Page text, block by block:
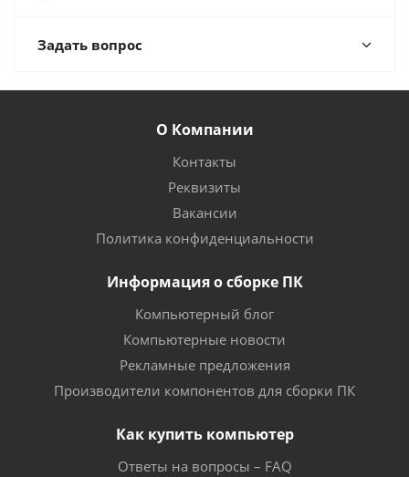
Задать вопрос
О Компании
Контакты
Реквизиты
Вакансии
Политика конфиденциальности
Информация о сборке ПК
Компьютерный блог
Компьютерные новости
Рекламные предложения
Производители компонентов для сборки ПК
Как купить компьютер
Ответы на вопросы – FAQ